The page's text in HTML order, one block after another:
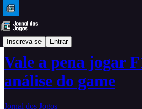
Inscreva-se Entrar
DLC
Vale a pena jogar
análise do game
Jornal dos Jogos